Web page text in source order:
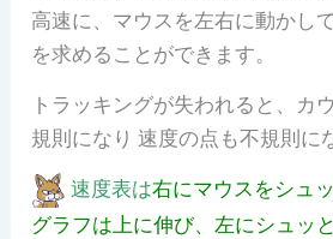
高速に、マウスを左右に動かし
を求めることができます。
トラッキングが失われると、カ
規則になり 速度の点も不規則に
速度表は右にマウスをシュ
グラフは上に伸び、左にシュッ